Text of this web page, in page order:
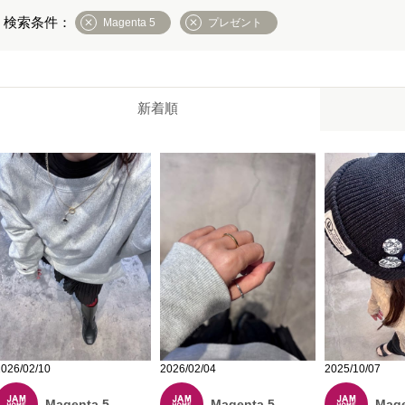
Magenta 5 プレゼント
新着順
02/10 2026/02/04 2025/10/07